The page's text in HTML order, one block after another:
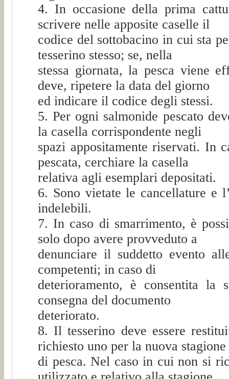
4. In occasione della prima
scrivere nelle apposite caselle il
codice del sottobacino in cui sta
tesserino stesso; se, nella
stessa giornata, la pesca viene
deve, ripetere la data del giorno
ed indicare il codice degli stessi.
5. Per ogni salmonide pescato
la casella corrispondente negli
spazi appositamente riservati. In
pescata, cerchiare la casella
relativa agli esemplari depositati.
6. Sono vietate le cancellature e
indelebili.
7. In caso di smarrimento, è
solo dopo avere provveduto a
denunciare il suddetto evento
competenti; in caso di
deterioramento, è consentita la
consegna del documento
deteriorato.
8. Il tesserino deve essere
richiesto uno per la nuova stagione
di pesca. Nel caso in cui non si